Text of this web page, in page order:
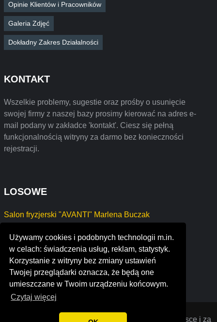
Używamy cookies i podobnych technologii m.in.
w celach: świadczenia usług, reklam, statystyk.
Korzystanie z witryny bez zmiany ustawień
Twojej przeglądarki oznacza, że będą one
umieszczane w Twoim urządzeniu końcowym.
Czytaj więcej
Opinie Klientów i Pracowników
Galeria Zdjęć
Dokładny Zakres Działalności
KONTAKT
Wszelkie problemy, sugestie oraz prośby o usunięcie
swojej firmy z naszej bazy prosimy kierować na adres e-
mail podany w zakładce 'kontakt'. Ciesz się pełną
funkcjonalnością witryny za darmo bez konieczności
rejestracji.
LOSOWE
Salon fryzjerski "AVANTI" Marlena Buczak
mission critical facilities international llc
ensmile dental clinic
teleware plc
production ru communication group
© 2022 Opinie o firmach założonych w Polsce i za